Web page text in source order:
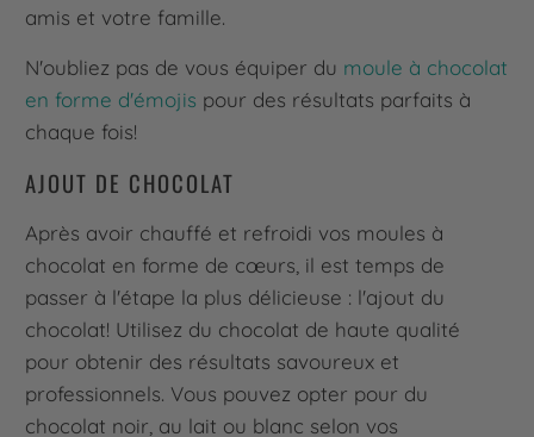
amis et votre famille.
N'oubliez pas de vous équiper du moule à chocolat
en forme d'émojis pour des résultats parfaits à
chaque fois!
AJOUT DE CHOCOLAT
Après avoir chauffé et refroidi vos moules à
chocolat en forme de cœurs, il est temps de
passer à l'étape la plus délicieuse : l'ajout du
chocolat! Utilisez du chocolat de haute qualité
pour obtenir des résultats savoureux et
professionnels. Vous pouvez opter pour du
chocolat noir, au lait ou blanc selon vos